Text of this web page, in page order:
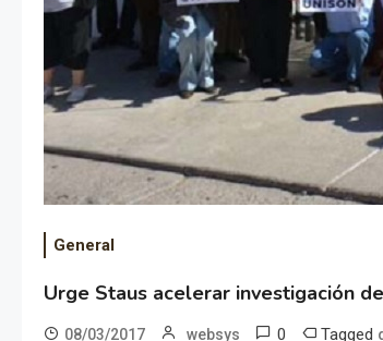
General
Urge Staus acelerar investigación
08/03/2017 websys 0 Tagged